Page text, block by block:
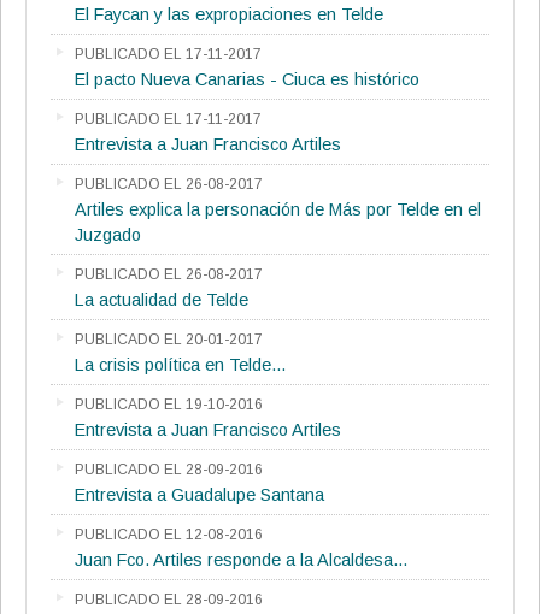
El Faycan y las expropiaciones en Telde
PUBLICADO EL 17-11-2017
El pacto Nueva Canarias - Ciuca es histórico
PUBLICADO EL 17-11-2017
Entrevista a Juan Francisco Artiles
PUBLICADO EL 26-08-2017
Artiles explica la personación de Más por Telde en el
Juzgado
PUBLICADO EL 26-08-2017
La actualidad de Telde
PUBLICADO EL 20-01-2017
La crisis política en Telde...
PUBLICADO EL 19-10-2016
Entrevista a Juan Francisco Artiles
PUBLICADO EL 28-09-2016
Entrevista a Guadalupe Santana
PUBLICADO EL 12-08-2016
Juan Fco. Artiles responde a la Alcaldesa...
PUBLICADO EL 28-09-2016